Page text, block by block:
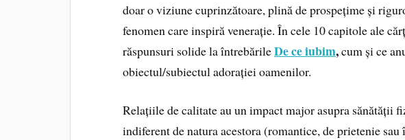
doar o viziune cuprinzătoare, plină de prospețime și
fenomen care inspiră venerație. În cele 10 capitole ale
răspunsuri solide la întrebărileDe ce iubim,cum și ce
obiectul/subiectul adorației oamenilor.
Relațiile de calitate au un impact major asupra sănătății
indiferent de natura acestora (romantice, de prietenie